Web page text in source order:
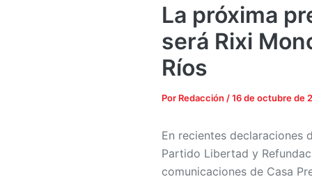
La próxima
será Rixi
Ríos
Por Redacción /16 de octubre de
En recientes declaraciones
Partido Libertad y
comunicaciones de Casa